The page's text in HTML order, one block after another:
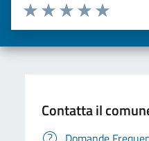
Valuta da 1 a 5 stelle la pagina
Valuta 5
Valuta 4 stelle
Valuta 3 stelle su 5
Valuta 2 stelle su 5
Valuta una stella su 5
Contatta il